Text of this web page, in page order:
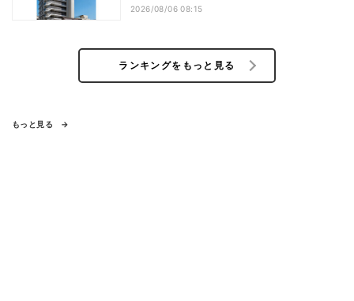
2026/08/06 08:15
ランキングをもっと見る
もっと見る